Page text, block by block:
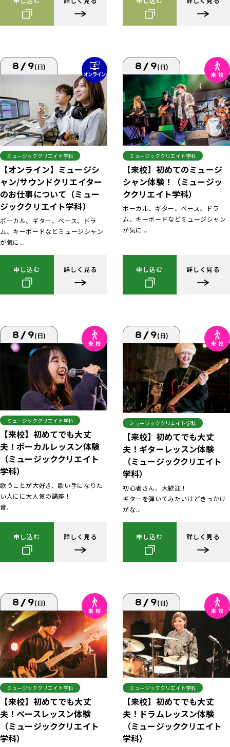
8/9(日)
ミュージッククリエイト学科
【オンライン】ミュージシ
ャン/サウンドクリエイター
のお仕事について（ミュー
ジッククリエイト学科）
ボーカル、ギター、ベース、ドラ
ム、キーボードなどミュージシャン
が気に...
申し込む 詳しく見る
8/9(日)
ミュージッククリエイト学科
【来校】初めてのミュージ
シャン体験！（ミュージッ
ククリエイト学科）
ボーカル、ギター、ベース、ドラ
ム、キーボードなどミュージシャン
が気に...
申し込む 詳しく見る
8/9(日)
ミュージッククリエイト学科
【来校】初めてでも大丈
夫！ボーカルレッスン体験
（ミュージッククリエイト
学科）
歌うことが大好き、歌い手になりた
い人にに大人気の講座！
音...
申し込む 詳しく見る
8/9(日)
ミュージッククリエイト学科
【来校】初めてでも大丈
夫！ギターレッスン体験
（ミュージッククリエイト
学科）
初心者さん、大歓迎！
ギターを弾いてみたいけどきっかけ
がな...
申し込む 詳しく見る
8/9(日)
ミュージッククリエイト学科
【来校】初めてでも大丈
夫！ベースレッスン体験
（ミュージッククリエイト
学科）
8/9(日)
ミュージッククリエイト学科
【来校】初めてでも大丈
夫！ドラムレッスン体験
（ミュージッククリエイト
学科）